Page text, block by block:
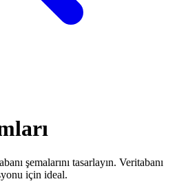
şemalarını tasarlayın. Veritabanı
için ideal.